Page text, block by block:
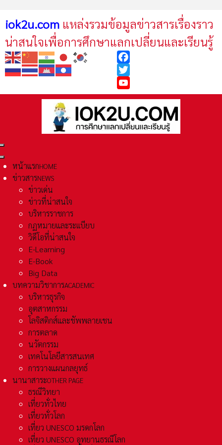
iok2u.com แหล่งรวมข้อมูลข่าวสารเรื่องราว
น่าสนใจเพื่อการศึกษาแลกเปลี่ยนและเรียนรู้
Facebook
Twitter
YouTube
หน้าแรกHOME
ข่าวสารNEWS
ข่าวเด่น
ข่าวที่น่าสนใจ
บริหารราชการ
กฏหมายและระเเบียบ
วิดีโอที่น่าสนใจ
E-Learning
E-Book
Big Data
บทความวิชาการACADEMIC
บริหารธุรกิจ
อุตสาหกรรม
โลจิสติกส์และชัพพลายเชน
การตลาด
นวัตกรรม
เทคโนโลยีสารสนเทศ
การวางแผนกลยุทธ์
นานาสาระOTHER PAGE
ธรณีวิทยา
เที่ยวทั่วไทย
เที่ยวทั่วโลก
เที่ยว UNESCO มรดกโลก
เที่ยว UNESCO อุทยานธรณีโลก